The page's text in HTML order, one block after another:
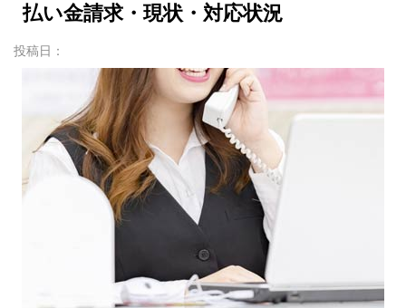
払い金請求・現状・対応状況
投稿日：